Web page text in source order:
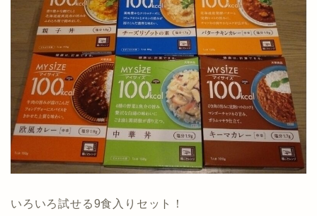
いろいろ試せる9食入りセット！